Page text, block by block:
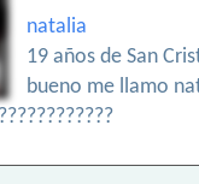
natalia
19 años de San
bueno me llamo